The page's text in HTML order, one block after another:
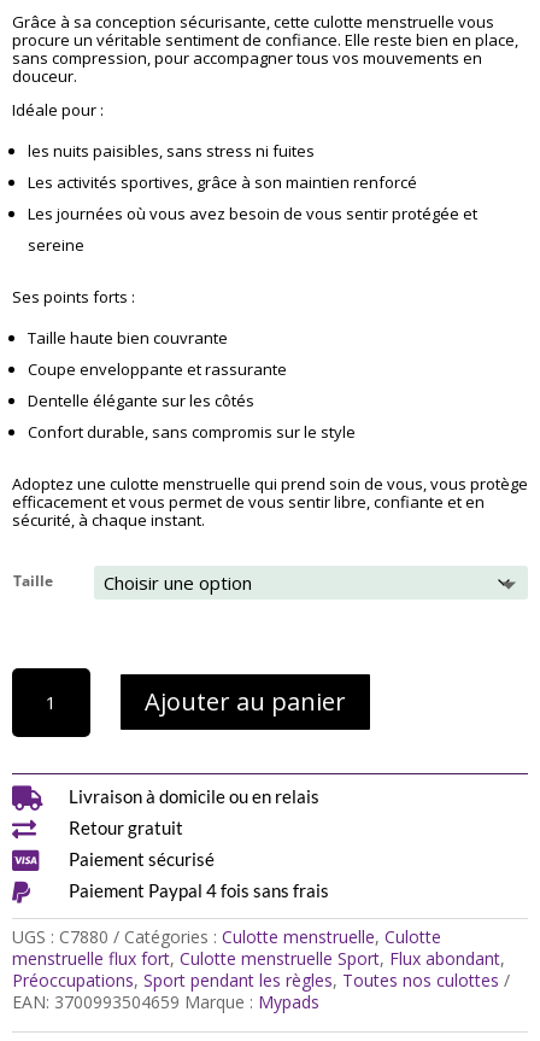
Grâce à sa conception sécurisante, cette culotte menstruelle vous
procure un véritable sentiment de confiance. Elle reste bien en place,
sans compression, pour accompagner tous vos mouvements en
douceur.
Idéale pour :
les nuits paisibles, sans stress ni fuites
Les activités sportives, grâce à son maintien renforcé
Les journées où vous avez besoin de vous sentir protégée et
sereine
Ses points forts :
Taille haute bien couvrante
Coupe enveloppante et rassurante
Dentelle élégante sur les côtés
Confort durable, sans compromis sur le style
Adoptez une culotte menstruelle qui prend soin de vous, vous protège
efficacement et vous permet de vous sentir libre, confiante et en
sécurité, à chaque instant.
Taille
quantité
menstruelle
haute
Astrée
-
Flux
fort
Ajouter au panier
 Livraison à domicile ou en relais
 Retour gratuit
 Paiement sécurisé
 Paiement Paypal 4 fois sans frais
UGS : C7880 Catégories : Culotte menstruelle, Culotte
menstruelle flux fort, Culotte menstruelle Sport, Flux abondant,
Préoccupations, Sport pendant les règles, Toutes nos culottes
EAN: 3700993504659 Marque : Mypads